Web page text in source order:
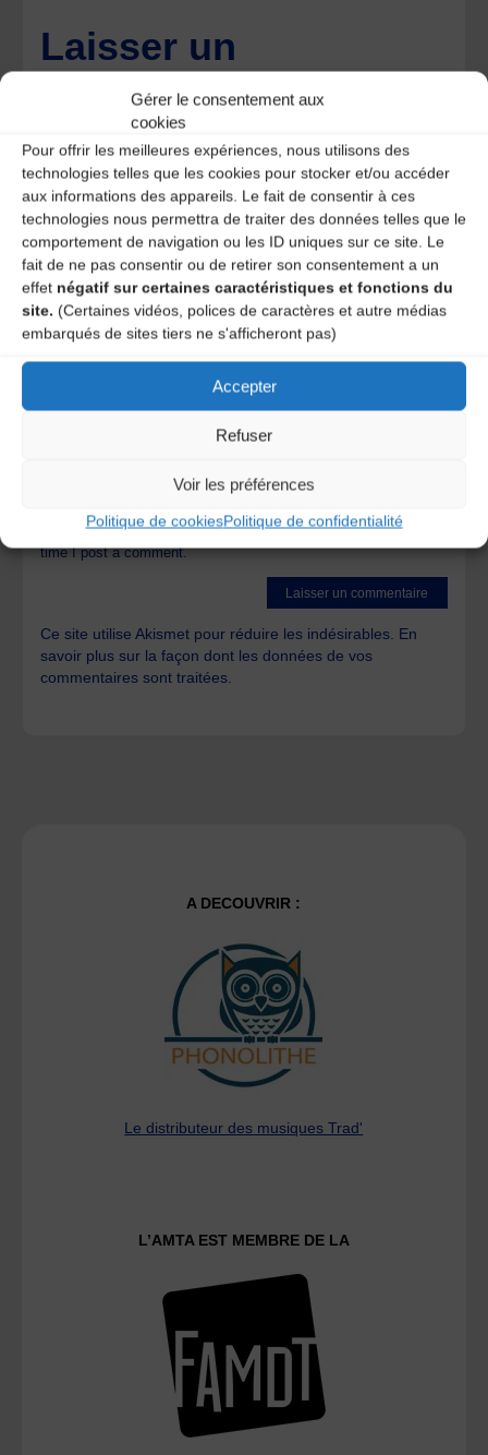
Gérer le consentement aux
cookies
Pour offrir les meilleures expériences, nous utilisons des
technologies telles que les cookies pour stocker et/ou accéder
aux informations des appareils. Le fait de consentir à ces
technologies nous permettra de traiter des données telles que le
comportement de navigation ou les ID uniques sur ce site. Le
fait de ne pas consentir ou de retirer son consentement a un
effet négatif sur certaines caractéristiques et fonctions du
site. (Certaines vidéos, polices de caractères et autre médias
embarqués de sites tiers ne s'afficheront pas)
Accepter
Refuser
Voir les préférences
Politique de cookiesPolitique de confidentialité
Laisser un
commentaire
Votre adresse e-mail ne sera pas publiée. Les champs
obligatoires sont indiqués avec *
Save my name, email, and site URL in my browser for next
time I post a comment.
Ce site utilise Akismet pour réduire les indésirables. En
savoir plus sur la façon dont les données de vos
commentaires sont traitées
A DECOUVRIR :
Le distributeur des musiques Trad'
L’AMTA EST MEMBRE DE LA